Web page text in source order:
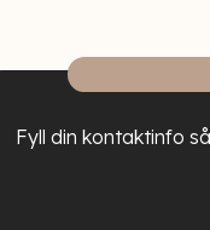
Fyll din kontaktinfo